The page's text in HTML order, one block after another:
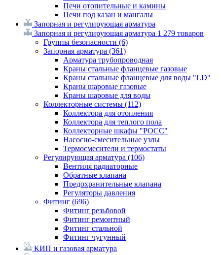
Печи отопительные и камины
Печи под казан и мангалы
Запорная и регулирующая арматура
Запорная и регулирующая арматура 1 279 товаров
Группы безопасности (6)
Запорная арматура (361)
Арматура трубопроводная
Краны стальные фланцевые газовые
Краны стальные фланцевые для воды "LD"
Краны шаровые газовые
Краны шаровые для воды
Коллекторные системы (112)
Коллектора для отопления
Коллектора для теплого пола
Коллекторные шкафы "РОСС"
Насосно-смесительные узлы
Термосмесители и термостаты
Регулирующая арматура (106)
Вентиля радиаторные
Обратные клапана
Предохранительные клапана
Регуляторы давления
Фитинг (696)
Фитинг резьбовой
Фитинг ремонтный
Фитинг стальной
Фитинг чугунный
КИП и газовая арматура